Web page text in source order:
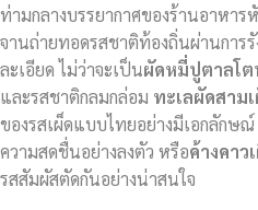
ท่ามกลางบรรยากาศของร้านอาหา
จานถ่ายทอดรสชาติท้องถิ่นผ่านการรั
ละเอียด ไม่ว่าจะเป็นผัดหมี่ปูตาลโต
และรสชาติกลมกล่อม ทะเลผัดสาม
ของรสเผ็ดแบบไทยอย่างมีเอกลักษณ์
ความสดชื่นอย่างลงตัว หรือค้างคาว
รสสัมผัสตัดกันอย่างน่าสนใจ